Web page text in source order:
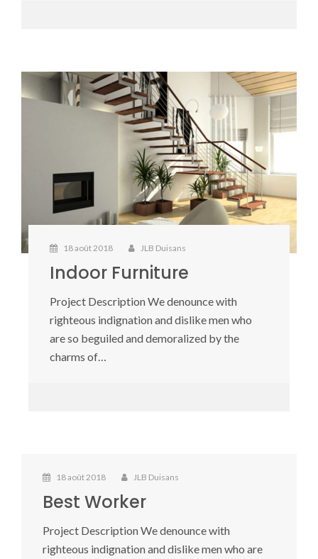
18 août 2018 JLB Duisans
Indoor Furniture
Project Description We denounce with
righteous indignation and dislike men who
are so beguiled and demoralized by the
charms of…
18 août 2018 JLB Duisans
Best Worker
Project Description We denounce with
righteous indignation and dislike men who are